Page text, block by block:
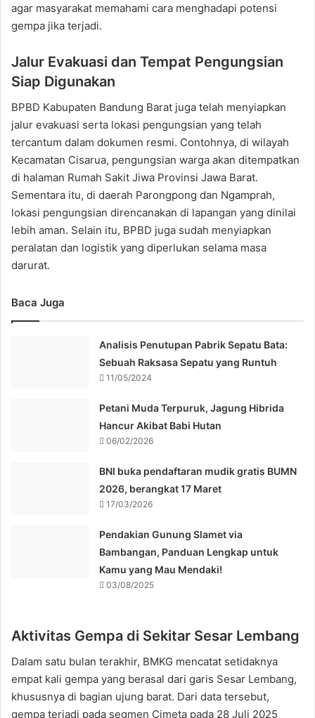
agar masyarakat memahami cara menghadapi potensi
gempa jika terjadi.
Jalur Evakuasi dan Tempat Pengungsian
Siap Digunakan
BPBD Kabupaten Bandung Barat juga telah menyiapkan
jalur evakuasi serta lokasi pengungsian yang telah
tercantum dalam dokumen resmi. Contohnya, di wilayah
Kecamatan Cisarua, pengungsian warga akan ditempatkan
di halaman Rumah Sakit Jiwa Provinsi Jawa Barat.
Sementara itu, di daerah Parongpong dan Ngamprah,
lokasi pengungsian direncanakan di lapangan yang dinilai
lebih aman. Selain itu, BPBD juga sudah menyiapkan
peralatan dan logistik yang diperlukan selama masa
darurat.
Baca Juga
Analisis Penutupan Pabrik Sepatu Bata:
Sebuah Raksasa Sepatu yang Runtuh
11/05/2024
Petani Muda Terpuruk, Jagung Hibrida
Hancur Akibat Babi Hutan
06/02/2026
BNI buka pendaftaran mudik gratis BUMN
2026, berangkat 17 Maret
17/03/2026
Pendakian Gunung Slamet via
Bambangan, Panduan Lengkap untuk
Kamu yang Mau Mendaki!
03/08/2025
Aktivitas Gempa di Sekitar Sesar Lembang
Dalam satu bulan terakhir, BMKG mencatat setidaknya
empat kali gempa yang berasal dari garis Sesar Lembang,
khususnya di bagian ujung barat. Dari data tersebut,
gempa terjadi pada segmen Cimeta pada 28 Juli 2025